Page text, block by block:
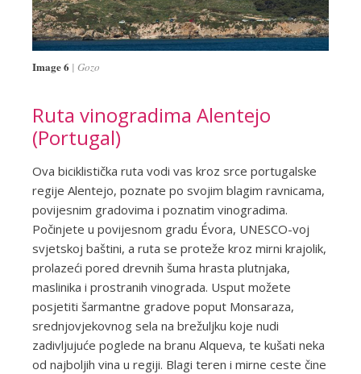
Image 6 Gozo
Ruta vinogradima Alentejo
(Portugal)
Ova biciklistička ruta vodi vas kroz srce portugalske
regije Alentejo, poznate po svojim blagim ravnicama,
povijesnim gradovima i poznatim vinogradima.
Počinjete u povijesnom gradu Évora, UNESCO-voj
svjetskoj baštini, a ruta se proteže kroz mirni krajolik,
prolazeći pored drevnih šuma hrasta plutnjaka,
maslinika i prostranih vinograda. Usput možete
posjetiti šarmantne gradove poput Monsaraza,
srednjovjekovnog sela na brežuljku koje nudi
zadivljujuće poglede na branu Alqueva, te kušati neka
od najboljih vina u regiji. Blagi teren i mirne ceste čine